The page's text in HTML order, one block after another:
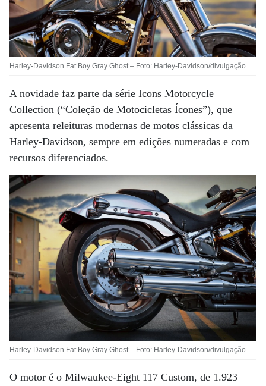
Harley-Davidson Fat Boy Gray Ghost – Foto: Harley-Davidson/divulgação
A novidade faz parte da série Icons Motorcycle
Collection (“Coleção de Motocicletas Ícones”), que
apresenta releituras modernas de motos clássicas da
Harley-Davidson, sempre em edições numeradas e com
recursos diferenciados.
Harley-Davidson Fat Boy Gray Ghost – Foto: Harley-Davidson/divulgação
O motor é o Milwaukee-Eight 117 Custom, de 1.923